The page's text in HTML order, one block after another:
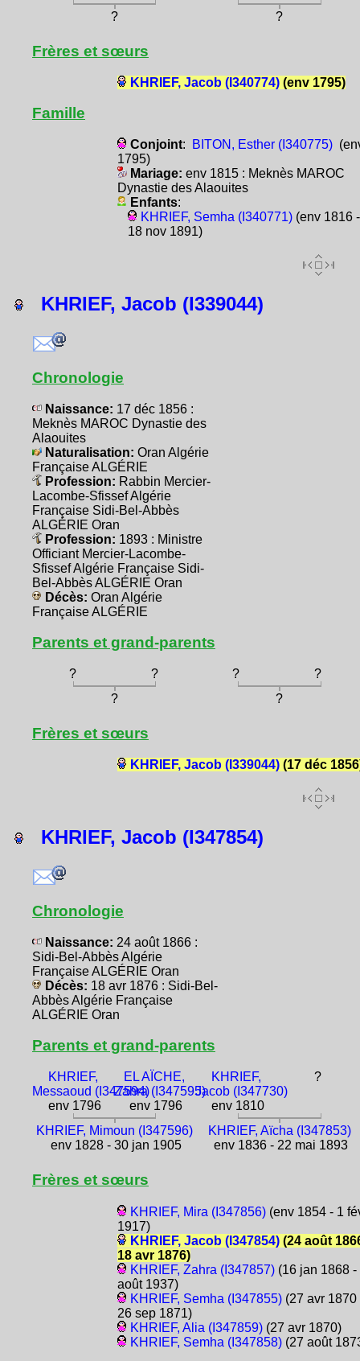
?
?
Frères et sœurs
KHRIEF, Jacob (I340774)(env 1795)
Famille
Conjoint: BITON, Esther (I340775)
1795)
Mariage: env 1815 : Meknès MAROC
Dynastie des Alaouites
Enfants:
KHRIEF, Semha (I340771)(env 1816 -
18 nov 1891)
KHRIEF, Jacob (I339044)
Chronologie
Naissance: 17 déc 1856 :
Meknès MAROC Dynastie des
Alaouites
Naturalisation: Oran Algérie
Française ALGÉRIE
Profession: Rabbin Mercier-
Lacombe-Sfissef Algérie
Française Sidi-Bel-Abbès
ALGÉRIE Oran
Profession: 1893 : Ministre
Officiant Mercier-Lacombe-
Sfissef Algérie Française Sidi-
Bel-Abbès ALGÉRIE Oran
Décès: Oran Algérie
Française ALGÉRIE
Parents et grand-parents
? ? ?
?
?
?
Frères et sœurs
KHRIEF, Jacob (I339044)(17 déc
KHRIEF, Jacob (I347854)
Chronologie
Naissance: 24 août 1866 :
Sidi-Bel-Abbès Algérie
Française ALGÉRIE Oran
Décès: 18 avr 1876 : Sidi-Bel-
Abbès Algérie Française
ALGÉRIE Oran
Parents et grand-parents
KHRIEF,
Messaoud (I347594)
env 1796
EL AÏCHE,
Zahra (I347595)
env 1796
KHRIEF,
Jacob (I347730)
env 1810
?
KHRIEF, Mimoun (I347596)
env 1828 - 30 jan 1905
KHRIEF, Aïcha (I347853)
env 1836 - 22 mai 1893
Frères et sœurs
KHRIEF, Mira (I347856)(env 1854 - 1
1917)
KHRIEF, Jacob (I347854)(24 août
18 avr 1876)
KHRIEF, Zahra (I347857)(16 jan 1868 -
août 1937)
KHRIEF, Semha (I347855)(27 avr 1870
26 sep 1871)
KHRIEF, Alia (I347859)(27 avr 1870)
KHRIEF, Semha (I347858)(27 août